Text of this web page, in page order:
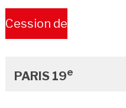
Cession de
PARIS 19e